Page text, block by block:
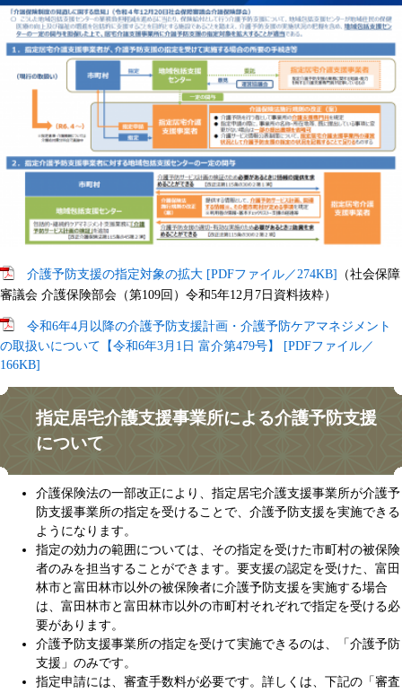
介護予防支援の指定対象の拡大 [PDFファイル／274KB]
（社会保障
審議会 介護保険部会（第109回）令和5年12月7日資料抜粋）
令和6年4月以降の介護予防支援計画・介護予防ケアマネジメント
の取扱いについて【令和6年3月1日 富介第479号】 [PDFファイル／
166KB]
指定居宅介護支援事業所による介護予防支援
について
介護保険法の一部改正により、指定居宅介護支援事業所が介護予
防支援事業所の指定を受けることで、介護予防支援を実施できる
ようになります。
指定の効力の範囲については、その指定を受けた市町村の被保険
者のみを担当することができます。要支援の認定を受けた、富田
林市と富田林市以外の被保険者に介護予防支援を実施する場合
は、富田林市と富田林市以外の市町村それぞれで指定を受ける必
要があります。
介護予防支援事業所の指定を受けて実施できるのは、「介護予防
支援」のみです。
指定申請には、審査手数料が必要です。詳しくは、下記の「審査